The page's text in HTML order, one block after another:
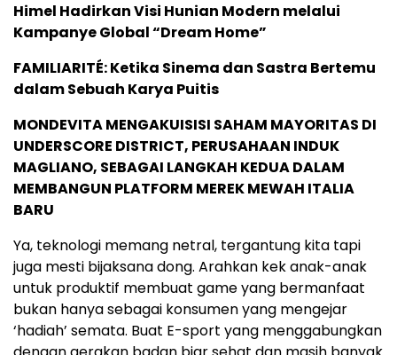
Himel Hadirkan Visi Hunian Modern melalui
Kampanye Global “Dream Home”
FAMILIARITÉ: Ketika Sinema dan Sastra Bertemu
dalam Sebuah Karya Puitis
MONDEVITA MENGAKUISISI SAHAM MAYORITAS DI
UNDERSCORE DISTRICT, PERUSAHAAN INDUK
MAGLIANO, SEBAGAI LANGKAH KEDUA DALAM
MEMBANGUN PLATFORM MEREK MEWAH ITALIA
BARU
Ya, teknologi memang netral, tergantung kita tapi
juga mesti bijaksana dong. Arahkan kek anak-anak
untuk produktif membuat game yang bermanfaat
bukan hanya sebagai konsumen yang mengejar
‘hadiah’ semata. Buat E-sport yang menggabungkan